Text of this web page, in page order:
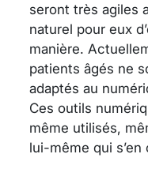
seront très agiles
naturel pour eux
manière.
patients âgés ne
adaptés au
Ces outils
même utilisés,
lui-même qui s’en